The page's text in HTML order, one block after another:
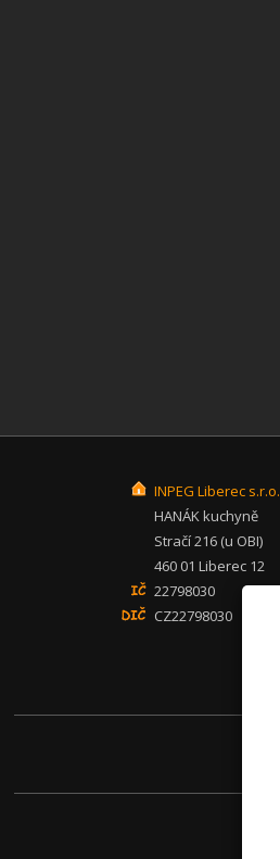
INPEG Liberec s.r.o.
HANÁK kuchyně
Stračí 216 (u OBI)
460 01 Liberec 12
22798030
CZ22798030